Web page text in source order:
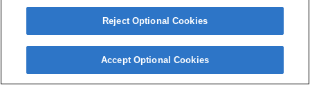
Reject Optional Cookies
Accept Optional Cookies